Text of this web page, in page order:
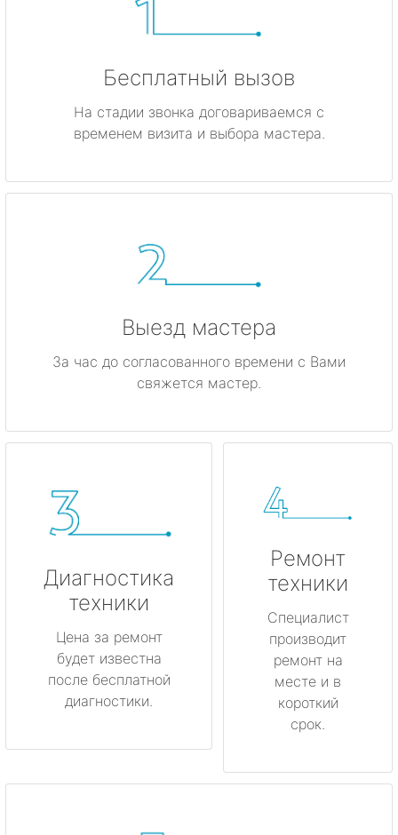
Бесплатный вызов
На стадии звонка договариваемся с
временем визита и выбора мастера.
Выезд мастера
За час до согласованного времени с Вами
свяжется мастер.
Диагностика
техники
Цена за ремонт
будет известна
после бесплатной
диагностики.
Ремонт
техники
Специалист
производит
ремонт на
месте и в
короткий
срок.